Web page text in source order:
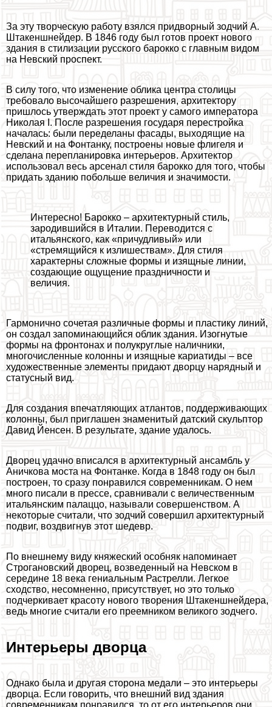
За эту творческую работу взялся придворный зодчий А.
Штакеншнейдер. В 1846 году был готов проект нового
здания в стилизации русского барокко с главным видом
на Невский проспект.
В силу того, что изменение облика центра столицы
требовало высочайшего разрешения, архитектору
пришлось утверждать этот проект у самого императора
Николая I. После разрешения государя перестройка
началась: были переделаны фасады, выходящие на
Невский и на Фонтанку, построены новые флигеля и
сделана перепланировка интерьеров. Архитектор
использовал весь арсенал стиля барокко для того, чтобы
придать зданию побольше величия и значимости.
Интересно! Барокко – архитектурный стиль,
зародившийся в Италии. Переводится с
итальянского, как «причудливый» или
«стремящийся к излишествам». Для стиля
хаpaктерны сложные формы и изящные линии,
создающие ощущение праздничности и
величия.
Гармонично сочетая различные формы и пластику линий,
он создал запоминающийся облик здания. Изогнутые
формы на фронтонах и полукруглые наличники,
многочисленные колонны и изящные кариатиды – все
художественные элементы придают дворцу нарядный и
статусный вид.
Для создания впечатляющих атлантов, поддерживающих
колонны, был приглашен знаменитый датский скульптор
Давид Йенсен. В результате, здание удалось.
Дворец удачно вписался в архитектурный ансамбль у
Аничкова моста на Фонтанке. Когда в 1848 году он был
построен, то сразу понравился современникам. О нем
много писали в прессе, сравнивали с величественным
итальянским палаццо, называли совершенством. А
некоторые считали, что зодчий совершил архитектурный
подвиг, воздвигнув этот шедевр.
По внешнему виду княжеский особняк напоминает
Строгановский дворец, возведенный на Невском в
середине 18 века гениальным Растрелли. Легкое
сходство, несомненно, присутствует, но это только
подчеркивает красоту нового творения Штакеншнейдера,
ведь многие считали его преемником великого зодчего.
Интерьеры дворца
Однако была и другая сторона медали – это интерьеры
дворца. Если говорить, что внешний вид здания
современникам понравился, то от его интерьеров они